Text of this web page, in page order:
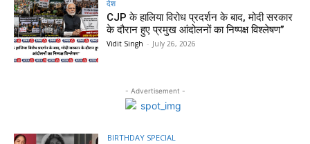
देश
CJP के हालिया विरोध प्रदर्शन के बाद, मोदी सरकार
के दौरान हुए प्रमुख आंदोलनों का निष्पक्ष विश्लेषण”
Vidit Singh - July 26, 2026
- Advertisement -
BIRTHDAY SPECIAL